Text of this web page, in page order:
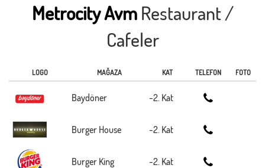
Metrocity AvmRestaurant /
Cafeler
LOGO MAĞAZA KAT TELEFON FOTO
Baydöner -2. Kat
Burger House -2. Kat
Burger King -2. Kat